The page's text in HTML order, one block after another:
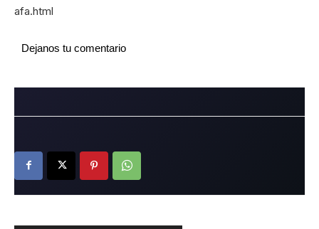
afa.html
Dejanos tu comentario